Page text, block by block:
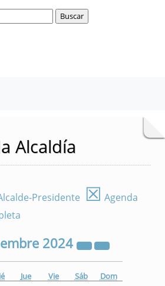
Alcaldía
Presidente ☒ Agenda
2024
Jue Vie Sáb Dom